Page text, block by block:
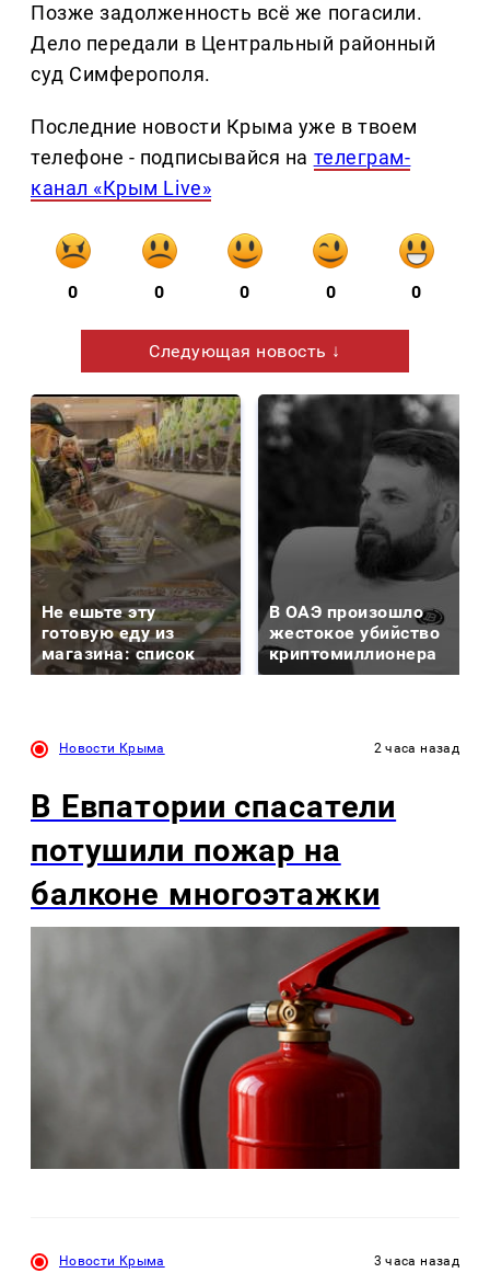
Позже задолженность всё же погасили.
Дело передали в Центральный районный
суд Симферополя.
Последние новости Крыма уже в твоем
телефоне - подписывайся на телеграм-
канал «Крым Live»
0 0 0 0 0
Следующая новость ↓
Не ешьте эту
готовую еду из
магазина: список
В ОАЭ произошло
жестокое убийство
криптомиллионера
Новости Крыма 2 часа назад
В Евпатории спасатели
потушили пожар на
балконе многоэтажки
Новости Крыма 3 часа назад